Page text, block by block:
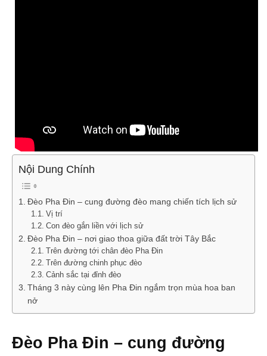
Nội Dung Chính
Đèo Pha Đin – cung đường đèo mang chiến tích lịch sử
Vị trí
Con đèo gắn liền với lịch sử
Đèo Pha Đin – nơi giao thoa giữa đất trời Tây Bắc
Trên đường tới chân đèo Pha Đin
Trên đường chinh phục đèo
Cảnh sắc tại đỉnh đèo
Tháng 3 này cùng lên Pha Đin ngắm trọn mùa hoa ban
nở
Đèo Pha Đin – cung đường